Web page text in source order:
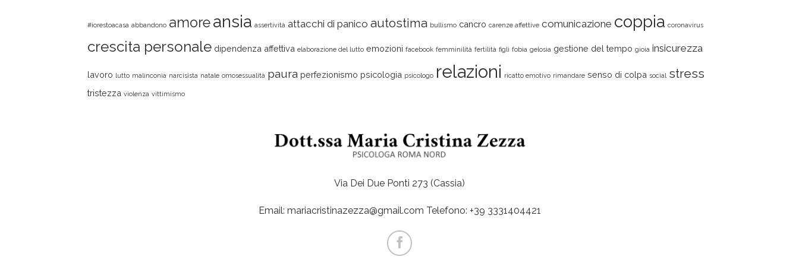
#iorestoacasa abbandono amoreansia assertività attacchi di panico autostima bullismo cancro carenze affettive comunicazione coppia coronavirus
crescita personale dipendenza affettiva elaborazione del lutto emozioni facebook femminilità fertilità figli fobia gelosia gestione del tempo gioia insicurezza
lavoro lutto malinconia narcisista natale omosessualità paura perfezionismo psicologia psicologo relazioni ricatto emotivo rimandare senso di colpa social stress
tristezza violenza vittimismo
Via Dei Due Ponti 273 (Cassia)
Email: mariacristinazezza@gmail.com Telefono: +39 3331404421